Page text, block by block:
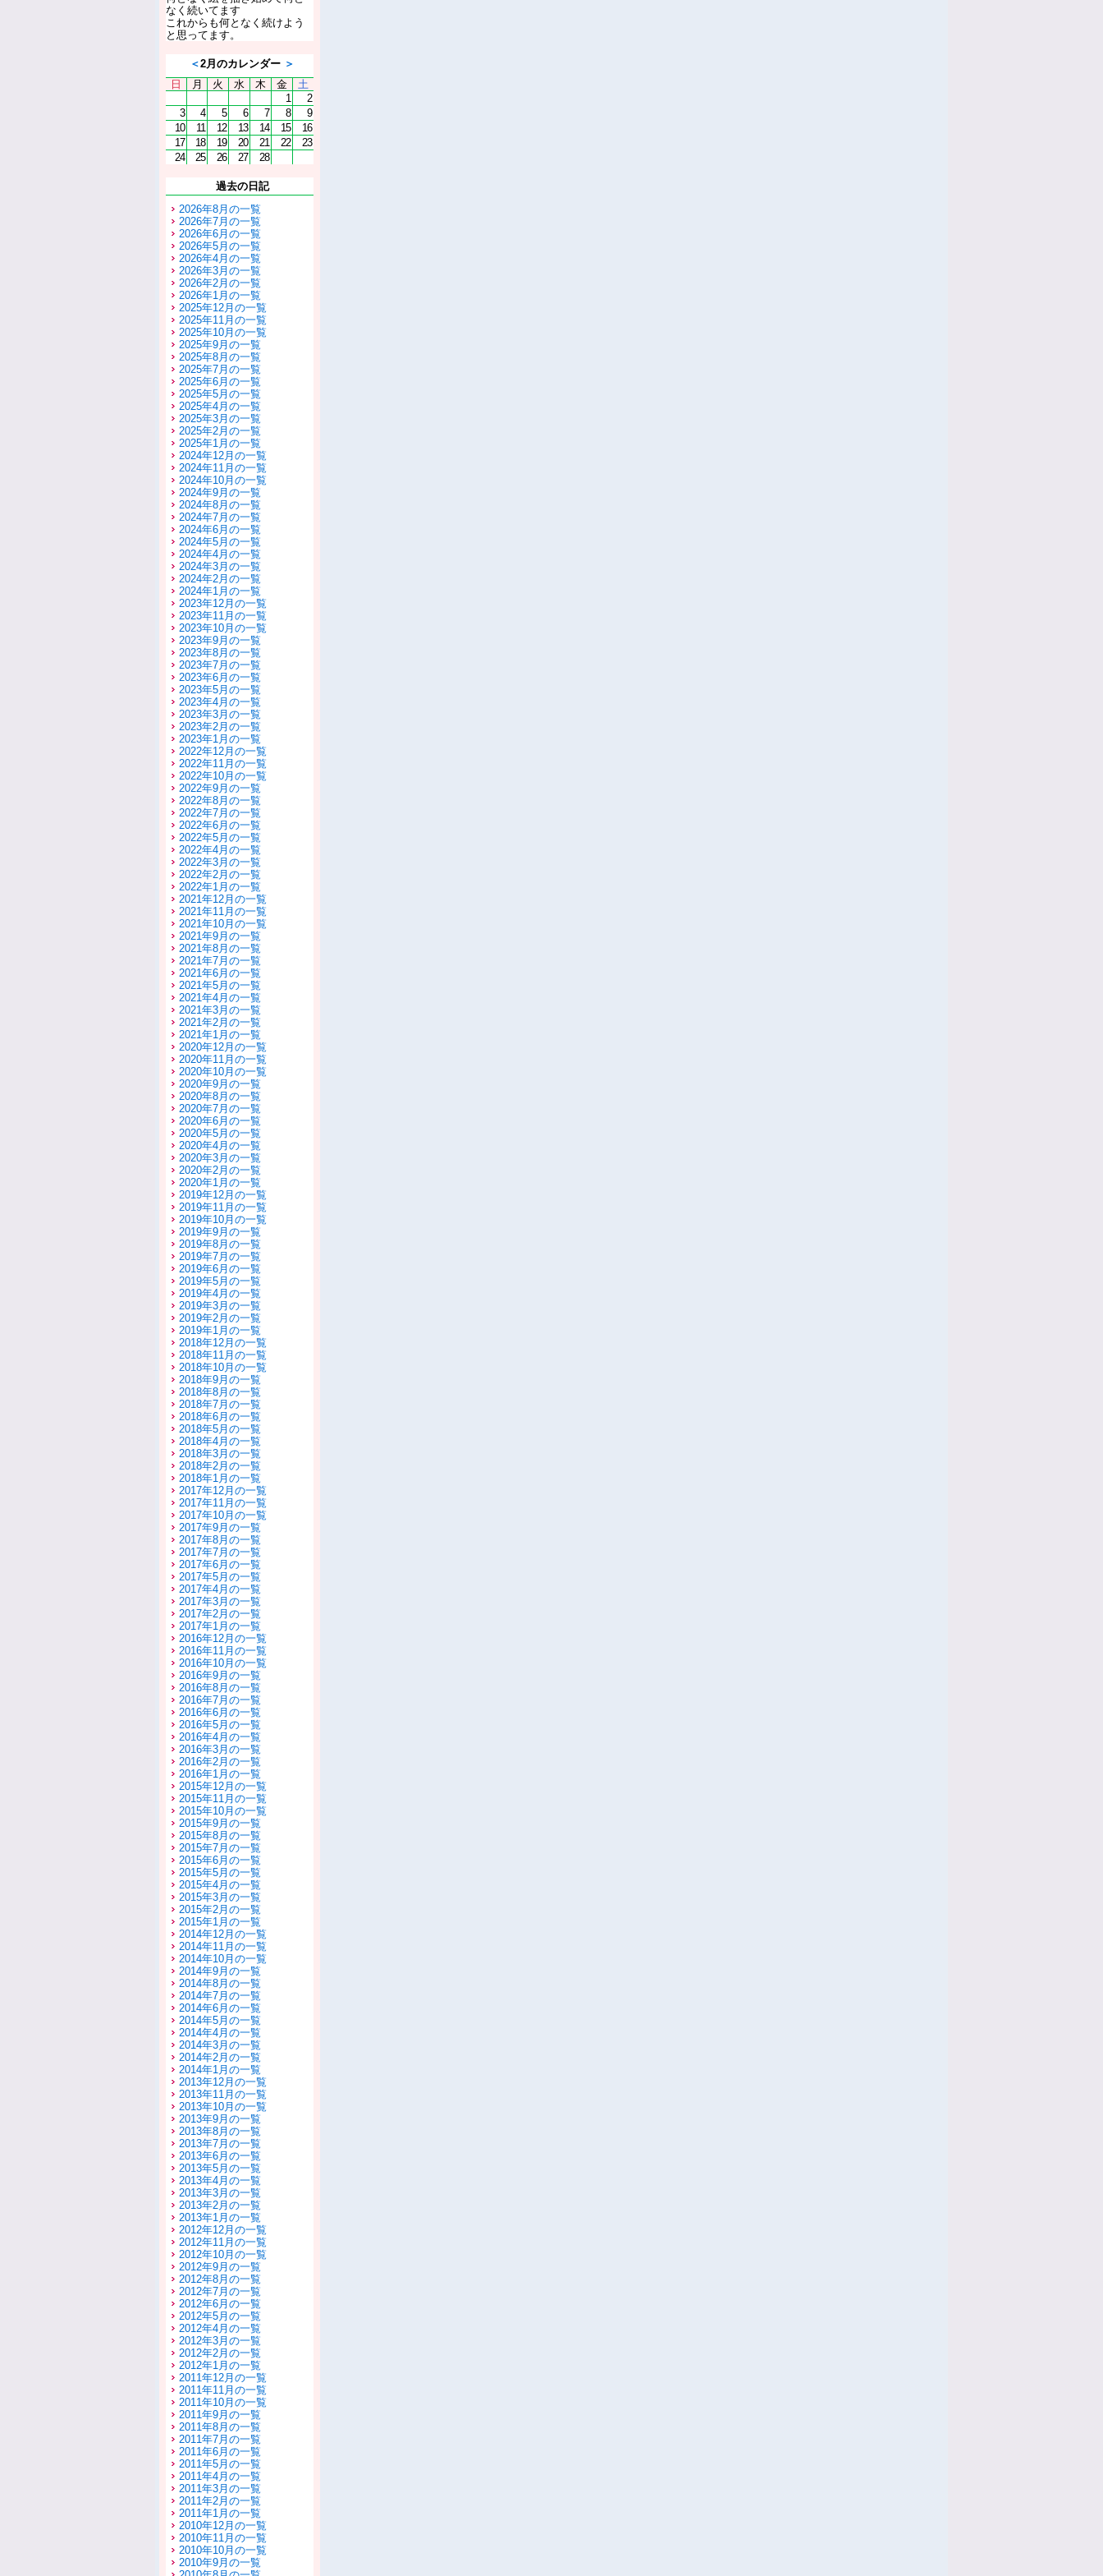
なく続いてます
これからも何となく続けよう
と思ってます。
＜2月のカレンダー ＞
日
月 火 水 木 金
土
1
2
3
4 5 6 7 8
9
10
11 12 13 14 15
16
17
18 19 20 21 22
23
24
25 26 27 28
過去の日記
2026年8月の一覧
2026年7月の一覧
2026年6月の一覧
2026年5月の一覧
2026年4月の一覧
2026年3月の一覧
2026年2月の一覧
2026年1月の一覧
2025年12月の一覧
2025年11月の一覧
2025年10月の一覧
2025年9月の一覧
2025年8月の一覧
2025年7月の一覧
2025年6月の一覧
2025年5月の一覧
2025年4月の一覧
2025年3月の一覧
2025年2月の一覧
2025年1月の一覧
2024年12月の一覧
2024年11月の一覧
2024年10月の一覧
2024年9月の一覧
2024年8月の一覧
2024年7月の一覧
2024年6月の一覧
2024年5月の一覧
2024年4月の一覧
2024年3月の一覧
2024年2月の一覧
2024年1月の一覧
2023年12月の一覧
2023年11月の一覧
2023年10月の一覧
2023年9月の一覧
2023年8月の一覧
2023年7月の一覧
2023年6月の一覧
2023年5月の一覧
2023年4月の一覧
2023年3月の一覧
2023年2月の一覧
2023年1月の一覧
2022年12月の一覧
2022年11月の一覧
2022年10月の一覧
2022年9月の一覧
2022年8月の一覧
2022年7月の一覧
2022年6月の一覧
2022年5月の一覧
2022年4月の一覧
2022年3月の一覧
2022年2月の一覧
2022年1月の一覧
2021年12月の一覧
2021年11月の一覧
2021年10月の一覧
2021年9月の一覧
2021年8月の一覧
2021年7月の一覧
2021年6月の一覧
2021年5月の一覧
2021年4月の一覧
2021年3月の一覧
2021年2月の一覧
2021年1月の一覧
2020年12月の一覧
2020年11月の一覧
2020年10月の一覧
2020年9月の一覧
2020年8月の一覧
2020年7月の一覧
2020年6月の一覧
2020年5月の一覧
2020年4月の一覧
2020年3月の一覧
2020年2月の一覧
2020年1月の一覧
2019年12月の一覧
2019年11月の一覧
2019年10月の一覧
2019年9月の一覧
2019年8月の一覧
2019年7月の一覧
2019年6月の一覧
2019年5月の一覧
2019年4月の一覧
2019年3月の一覧
2019年2月の一覧
2019年1月の一覧
2018年12月の一覧
2018年11月の一覧
2018年10月の一覧
2018年9月の一覧
2018年8月の一覧
2018年7月の一覧
2018年6月の一覧
2018年5月の一覧
2018年4月の一覧
2018年3月の一覧
2018年2月の一覧
2018年1月の一覧
2017年12月の一覧
2017年11月の一覧
2017年10月の一覧
2017年9月の一覧
2017年8月の一覧
2017年7月の一覧
2017年6月の一覧
2017年5月の一覧
2017年4月の一覧
2017年3月の一覧
2017年2月の一覧
2017年1月の一覧
2016年12月の一覧
2016年11月の一覧
2016年10月の一覧
2016年9月の一覧
2016年8月の一覧
2016年7月の一覧
2016年6月の一覧
2016年5月の一覧
2016年4月の一覧
2016年3月の一覧
2016年2月の一覧
2016年1月の一覧
2015年12月の一覧
2015年11月の一覧
2015年10月の一覧
2015年9月の一覧
2015年8月の一覧
2015年7月の一覧
2015年6月の一覧
2015年5月の一覧
2015年4月の一覧
2015年3月の一覧
2015年2月の一覧
2015年1月の一覧
2014年12月の一覧
2014年11月の一覧
2014年10月の一覧
2014年9月の一覧
2014年8月の一覧
2014年7月の一覧
2014年6月の一覧
2014年5月の一覧
2014年4月の一覧
2014年3月の一覧
2014年2月の一覧
2014年1月の一覧
2013年12月の一覧
2013年11月の一覧
2013年10月の一覧
2013年9月の一覧
2013年8月の一覧
2013年7月の一覧
2013年6月の一覧
2013年5月の一覧
2013年4月の一覧
2013年3月の一覧
2013年2月の一覧
2013年1月の一覧
2012年12月の一覧
2012年11月の一覧
2012年10月の一覧
2012年9月の一覧
2012年8月の一覧
2012年7月の一覧
2012年6月の一覧
2012年5月の一覧
2012年4月の一覧
2012年3月の一覧
2012年2月の一覧
2012年1月の一覧
2011年12月の一覧
2011年11月の一覧
2011年10月の一覧
2011年9月の一覧
2011年8月の一覧
2011年7月の一覧
2011年6月の一覧
2011年5月の一覧
2011年4月の一覧
2011年3月の一覧
2011年2月の一覧
2011年1月の一覧
2010年12月の一覧
2010年11月の一覧
2010年10月の一覧
2010年9月の一覧